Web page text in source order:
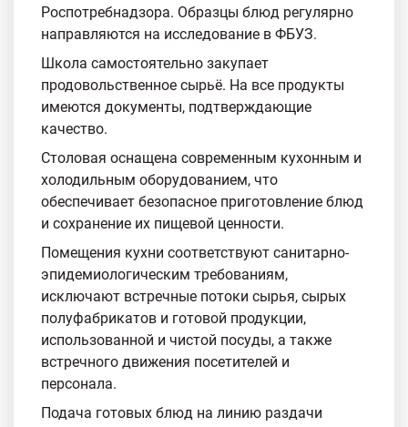
Роспотребнадзора. Образцы блюд регулярно
направляются на исследование в ФБУЗ.
Школа самостоятельно закупает
продовольственное сырьё. На все продукты
имеются документы, подтверждающие
качество.
Столовая оснащена современным кухонным и
холодильным оборудованием, что
обеспечивает безопасное приготовление блюд
и сохранение их пищевой ценности.
Помещения кухни соответствуют санитарно-
эпидемиологическим требованиям,
исключают встречные потоки сырья, сырых
полуфабрикатов и готовой продукции,
использованной и чистой посуды, а также
встречного движения посетителей и
персонала.
Подача готовых блюд на линию раздачи